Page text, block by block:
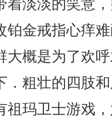
着淡淡的笑意
铂金戒指心痒
大概是为了欢
．粗壮的四肢
祖玛卫士游戏